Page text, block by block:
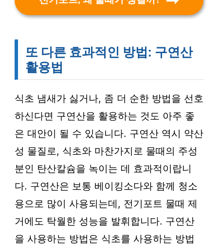
또 다른 효과적인 방법: 구연산
활용법
식초 냄새가 싫거나, 좀 더 순한 방법을 선호
하신다면 구연산을 활용하는 것도 아주 좋
은 대안이 될 수 있습니다. 구연산 역시 약산
성 물질로, 식초와 마찬가지로 물때의 주성
분인 탄산칼슘을 녹이는 데 효과적이랍니
다. 구연산은 보통 베이킹소다와 함께 청소
용으로 많이 사용되는데, 전기포트 물때 제
거에도 탁월한 성능을 발휘합니다. 구연산
을 사용하는 방법은 식초를 사용하는 방법